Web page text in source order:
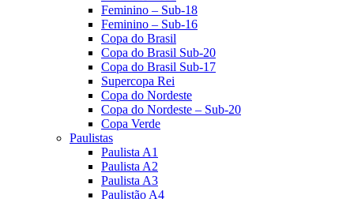
Feminino – Sub-18
Feminino – Sub-16
Copa do Brasil
Copa do Brasil Sub-20
Copa do Brasil Sub-17
Supercopa Rei
Copa do Nordeste
Copa do Nordeste – Sub-20
Copa Verde
Paulistas
Paulista A1
Paulista A2
Paulista A3
Paulistão A4